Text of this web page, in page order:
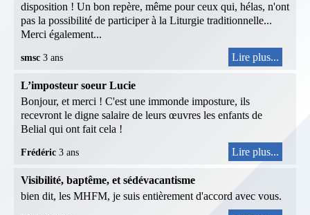
disposition ! Un bon repère, même pour ceux qui, hélas, n'ont
pas la possibilité de participer à la Liturgie traditionnelle...
Merci également...
smsc 3 ans Lire plus...
L’imposteur soeur Lucie
Bonjour, et merci ! C'est une immonde imposture, ils
recevront le digne salaire de leurs œuvres les enfants de
Belial qui ont fait cela !
Frédéric 3 ans Lire plus...
Visibilité, baptême, et sédévacantisme
bien dit, les MHFM, je suis entièrement d'accord avec vous.